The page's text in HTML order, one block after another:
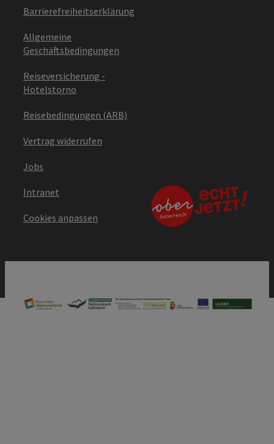
Barrierefreiheitserklärung
Allgemeine
Geschäftsbedingungen
Reiseversicherung -
Hotelstorno
Reisebedingungen (ARB)
Vertrag widerrufen
Jobs
Intranet
Cookies anpassen